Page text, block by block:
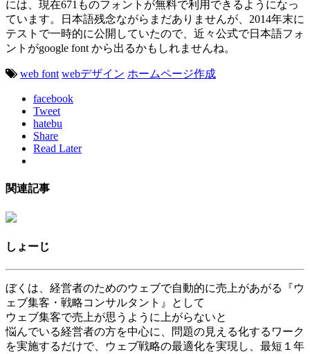
には、現在671ものフォントが無料で利用できるようになっ
ています。日本語残念ながらまだありませんが、2014年末に
テストで一時的に公開していたので、近々公式で日本語フォ
ントがgoogle font から出るかもしれませんね。
web font webデザイン ホームページ作成
facebook
Tweet
hatebu
Share
Read Later
関連記事
しょーじ
ぼくは、経営者のためのウェブで自動的に売上があがる『ウ
ェブ集客・戦略コンサルタント』として
ウェブ集客で売上が思うように上がらないと
悩んでいる経営者の方を中心に、問題の見える化するワーク
を実施するだけで、ウェブ戦略の最適化を実現し、最短１年